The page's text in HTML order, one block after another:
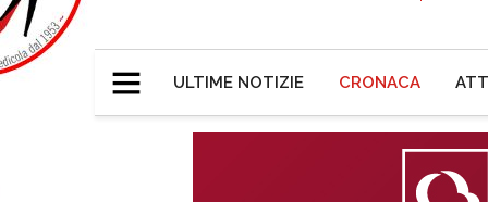
ULTIME NOTIZIE CRONACA